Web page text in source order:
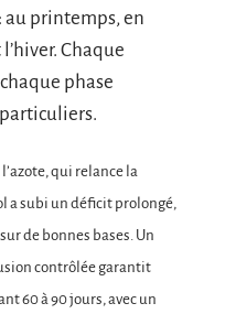
au printemps, en
Chaque
phase
qui relance la
a subi un déficit prolongé,
de bonnes bases. Un
contrôlée garantit
60 à 90 jours, avec un